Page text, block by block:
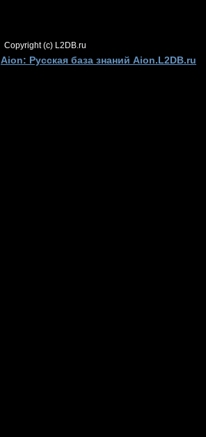
Copyright (c) L2DB.ru
Aion: Русская база знаний Aion.L2DB.ru